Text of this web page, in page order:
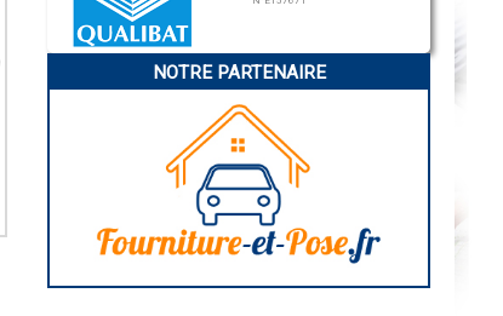
Charleville-Mézières
Pamiers
Narbonne
Brive-la-Gaillarde
Guéret
NOTRE PARTENAIRE